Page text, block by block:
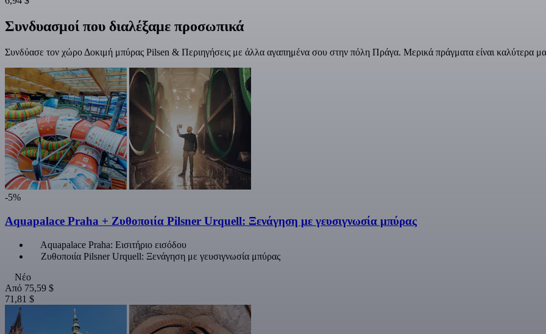
Συνδυασμοί που διαλέξαμε προσωπικά
Συνδύασε τον χώρο Δοκιμή μπύρας Pilsen & Περιηγήσεις με άλλα αγαπημένα σου στην πόλη Πράγα. Μερικά πράγματα είναι καλύτερα
-5%
Aquapalace Praha + Ζυθοποιία Pilsner Urquell: Ξενάγηση με γευσιγνωσία μπύρας
Aquapalace Praha: Εισιτήριο εισόδου
Ζυθοποιία Pilsner Urquell: Ξενάγηση με γευσιγνωσία μπύρας
Νέο
Από 75,59 $
71,81 $